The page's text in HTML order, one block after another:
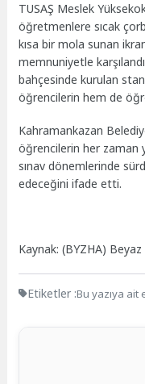
TUSAŞ Meslek
öğretmenlere sıcak
kısa bir mola sunan
memnuniyetle
bahçesinde kurulan
öğrencilerin hem de
Kahramankazan
öğrencilerin her zaman
sınav dönemlerinde
edeceğini ifade etti.
Kaynak: (BYZHA) Beyaz
Etiketler :Bu yazıya ait